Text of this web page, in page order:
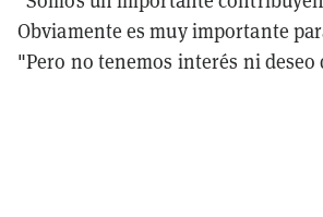
Obviamente es muy importante
"Pero no tenemos interés ni